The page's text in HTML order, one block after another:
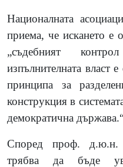
Националната
приема, че искането е
„съдебният
изпълнителната власт
принципа за
конструкция в
демократична
Според проф. д.ю.н.
трябва да бъде